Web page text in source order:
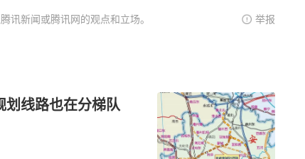
讯新闻或腾讯网的观点和立场。 举报
划线路也在分梯队